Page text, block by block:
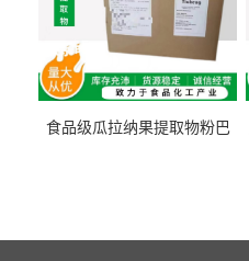
食品级瓜拉纳果提取物粉巴